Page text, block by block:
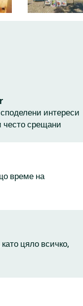
интереси
често срещани
време на
цяло всичко,